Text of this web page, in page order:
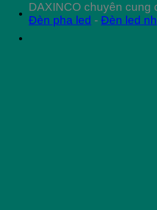
DAXINCO chuyên cung
Đèn pha led - Đèn led